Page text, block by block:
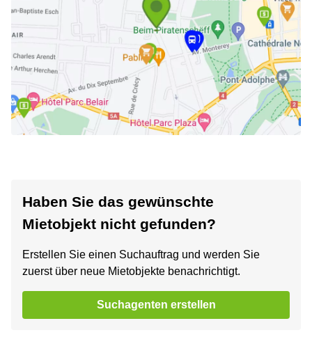
Haben Sie das gewünschte
Mietobjekt nicht gefunden?
Erstellen Sie einen Suchauftrag und werden Sie
zuerst über neue Mietobjekte benachrichtigt.
Suchagenten erstellen